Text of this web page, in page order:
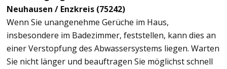
Neuhausen / Enzkreis (75242)
Wenn Sie unangenehme Gerüche im Haus,
insbesondere im Badezimmer, feststellen, kann dies an
einer Verstopfung des Abwassersystems liegen. Warten
Sie nicht länger und beauftragen Sie möglichst schnell